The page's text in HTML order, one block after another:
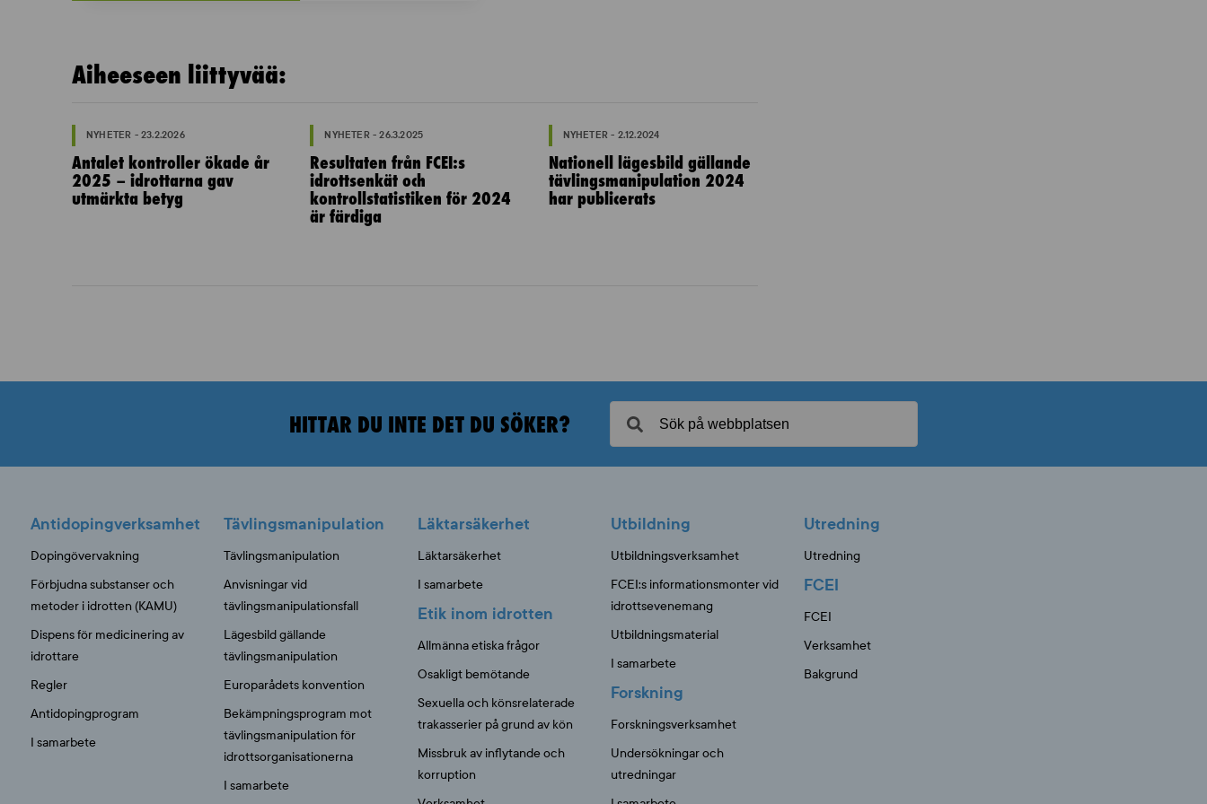
Aiheeseen liittyvää:
NYHETER - 23.2.2026
Antalet kontroller ökade år
2025 – idrottarna gav
utmärkta betyg
NYHETER - 26.3.2025
Resultaten från FCEI:s
idrottsenkät och
kontrollstatistiken för 2024
är färdiga
NYHETER - 2.12.2024
Nationell lägesbild gällande
tävlingsmanipulation 2024
har publicerats
HITTAR DU INTE DET DU SÖKER?
Antidopingverksamhet
Dopingövervakning
Förbjudna substanser och
metoder i idrotten (KAMU)
Dispens för medicinering av
idrottare
Regler
Antidopingprogram
I samarbete
Tävlingsmanipulation
Tävlingsmanipulation
Anvisningar vid
tävlingsmanipulationsfall
Lägesbild gällande
tävlingsmanipulation
Europarådets konvention
Bekämpningsprogram mot
tävlingsmanipulation för
idrottsorganisationerna
I samarbete
Läktarsäkerhet
Läktarsäkerhet
I samarbete
Etik inom idrotten
Allmänna etiska frågor
Osakligt bemötande
Sexuella och könsrelaterade
trakasserier på grund av kön
Missbruk av inflytande och
korruption
Utbildning
Utbildningsverksamhet
FCEI:s informationsmonter vid
idrottsevenemang
Utbildningsmaterial
I samarbete
Forskning
Forskningsverksamhet
Undersökningar och
utredningar
Utredning
Utredning
FCEI
FCEI
Verksamhet
Bakgrund